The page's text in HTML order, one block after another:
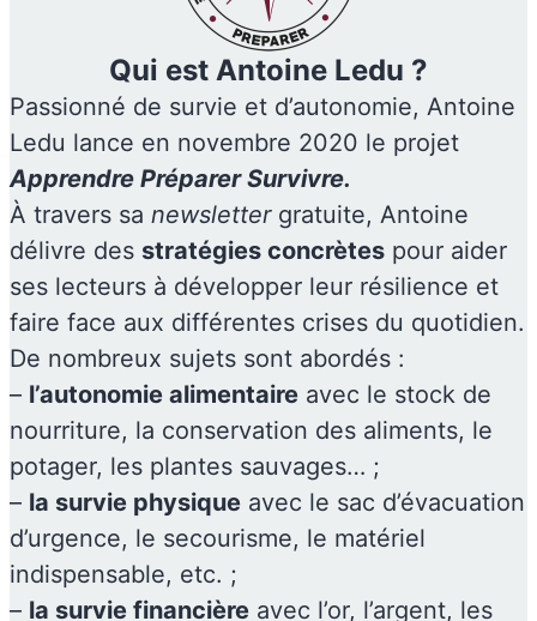
Qui est Antoine Ledu ?
Passionné de survie et d’autonomie, Antoine
Ledu lance en novembre 2020 le projet
Apprendre Préparer Survivre.
À travers sa newslettergratuite, Antoine
délivre des stratégies concrètes pour aider
ses lecteurs à développer leur résilience et
faire face aux différentes crises du quotidien.
De nombreux sujets sont abordés :
– l’autonomie alimentaire avec le stock de
nourriture, la conservation des aliments, le
potager, les plantes sauvages… ;
– la survie physique avec le sac d’évacuation
d’urgence, le secourisme, le matériel
indispensable, etc. ;
– la survie financière avec l’or, l’argent, les